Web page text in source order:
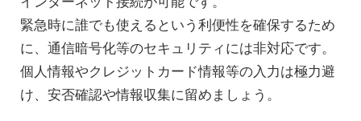
緊急時に誰でも使えるという利便性を確保するため
に、通信暗号化等のセキュリティには非対応です。
個人情報やクレジットカード情報等の入力は極力避
け、安否確認や情報収集に留めましょう。